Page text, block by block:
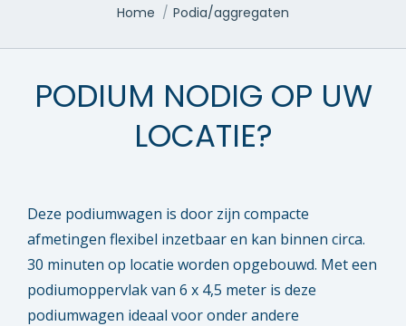
Je bent hier:
Home Podia/aggregaten
PODIUM NODIG OP UW
LOCATIE?
Deze podiumwagen is door zijn compacte
afmetingen flexibel inzetbaar en kan binnen circa.
30 minuten op locatie worden opgebouwd. Met een
podiumoppervlak van 6 x 4,5 meter is deze
podiumwagen ideaal voor onder andere